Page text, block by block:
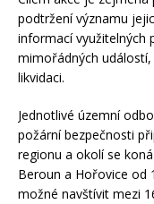
podtržení významu
informací využitelných
mimořádných
likvidaci.
Jednotlivé územní
požární bezpečnosti
regionu a okolí se
Beroun a Hořovice od
možné navštívit mezi